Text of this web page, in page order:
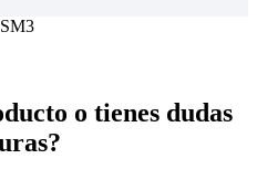
o tienes dudas